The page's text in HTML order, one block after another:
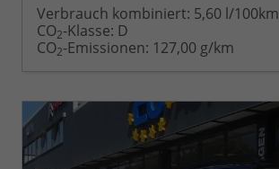
Verbrauch kombiniert: 5,60 l/100km
CO2-Klasse: D
CO2-Emissionen: 127,00 g/km